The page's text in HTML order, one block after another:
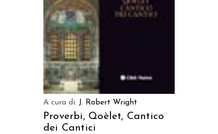
AGGIUNGI AL CARRELLO
A cura di: J. Robert Wright
Proverbi, Qoèlet, Cantico
dei Cantici